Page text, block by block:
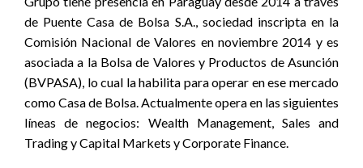
de Puente Casa de Bolsa S.A., sociedad inscripta en la
Comisión Nacional de Valores en noviembre 2014 y es
asociada a la Bolsa de Valores y Productos de Asunción
(BVPASA), lo cual la habilita para operar en ese mercado
como Casa de Bolsa. Actualmente opera en las siguientes
líneas de negocios: Wealth Management, Sales and
Trading y Capital Markets y Corporate Finance.